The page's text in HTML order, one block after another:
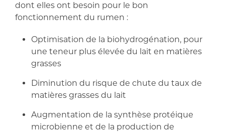
dont elles ont besoin pour le bon
fonctionnement du rumen :
Optimisation de la biohydrogénation, pour
une teneur plus élevée du lait en matières
grasses
Diminution du risque de chute du taux de
matières grasses du lait
Augmentation de la synthèse protéique
microbienne et de la production de